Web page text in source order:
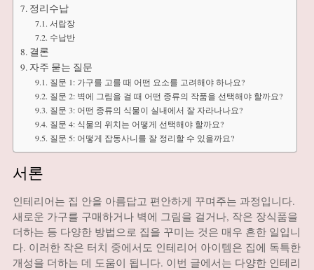
정리수납
서랍장
수납반
결론
자주 묻는 질문
질문 1: 가구를 고를 때 어떤 요소를 고려해야 하나요?
질문 2: 벽에 그림을 걸 때 어떤 종류의 작품을 선택해야 할까요?
질문 3: 어떤 종류의 식물이 실내에서 잘 자라나나요?
질문 4: 식물의 위치는 어떻게 선택해야 할까요?
질문 5: 어떻게 잡동사니를 잘 정리할 수 있을까요?
서론
인테리어는 집 안을 아름답고 편안하게 꾸며주는 과정입니다.
새로운 가구를 구매하거나 벽에 그림을 걸거나, 작은 장식품을
더하는 등 다양한 방법으로 집을 꾸미는 것은 매우 흔한 일입니
다. 이러한 작은 터치 중에서도 인테리어 아이템은 집에 독특한
개성을 더하는 데 도움이 됩니다. 이번 글에서는 다양한 인테리